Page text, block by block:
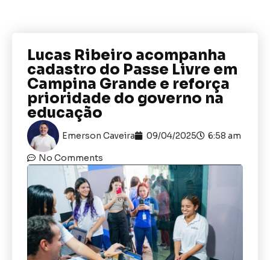
Lucas Ribeiro acompanha
cadastro do Passe Livre em
Campina Grande e reforça
prioridade do governo na
educação
Emerson Caveira 09/04/2025 6:58 am
No Comments